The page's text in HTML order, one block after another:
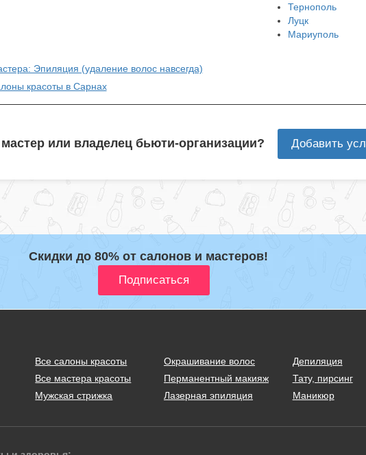
Тернополь
Луцк
Мариуполь
Эпиляция (удаление волос навсегда)
красоты в Сарнах
или владелец бьюти-организации? Добавить
Скидки до 80% от салонов и мастеров!
Все салоны красоты
Все мастера красоты
Мужская стрижка
Окрашивание волос
Перманентный макияж
Лазерная эпиляция
Депиляция
Тату, пирсинг
Маникюр